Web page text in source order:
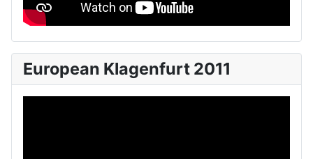
European Klagenfurt 2011